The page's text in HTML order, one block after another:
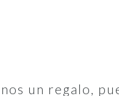
un regalo,